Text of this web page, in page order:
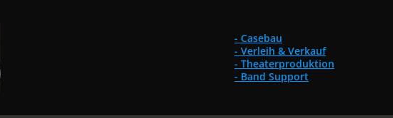
- Casebau
- Verleih & Verkauf
- Theaterproduktion
- Band Support